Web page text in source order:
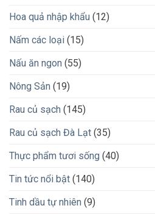
Hoa quả nhập khẩu (12)
Nấm các loại (15)
Nấu ăn ngon (55)
Nông Sản (19)
Rau củ sạch (145)
Rau củ sạch Đà Lạt (35)
Thực phẩm tươi sống (40)
Tin tức nổi bật (140)
Tinh dầu tự nhiên (9)